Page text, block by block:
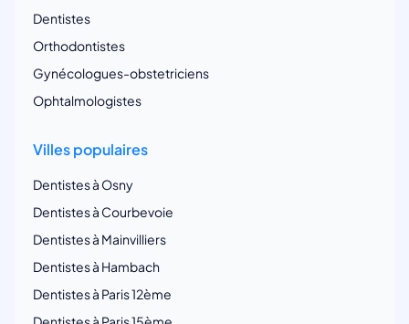
Dentistes
Orthodontistes
Gynécologues-obstetriciens
Ophtalmologistes
Villes populaires
Dentistes à Osny
Dentistes à Courbevoie
Dentistes à Mainvilliers
Dentistes à Hambach
Dentistes à Paris 12ème